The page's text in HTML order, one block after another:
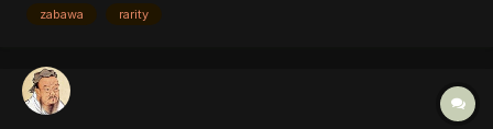
starą pann...
zabawa rarity